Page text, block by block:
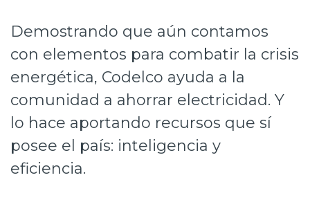
Innovación
Inversionistas
Prensa
Trabaja en Codelco
Transparencia activa
Demostrando que aún contamos
con elementos para combatir la crisis
energética, Codelco ayuda a la
comunidad a ahorrar electricidad. Y
lo hace aportando recursos que sí
posee el país: inteligencia y
eficiencia.